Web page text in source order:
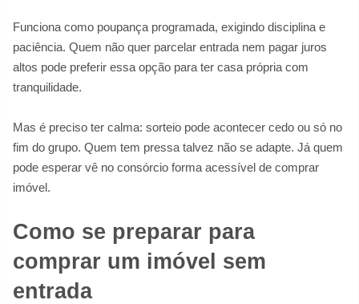
Funciona como poupança programada, exigindo disciplina e
paciência. Quem não quer parcelar entrada nem pagar juros
altos pode preferir essa opção para ter casa própria com
tranquilidade.
Mas é preciso ter calma: sorteio pode acontecer cedo ou só no
fim do grupo. Quem tem pressa talvez não se adapte. Já quem
pode esperar vê no consórcio forma acessível de comprar
imóvel.
Como se preparar para
comprar um imóvel sem
entrada